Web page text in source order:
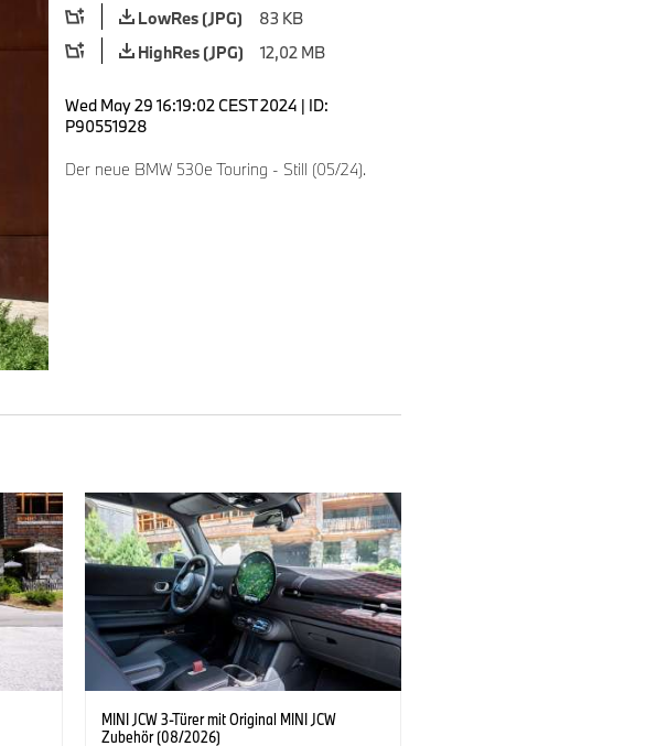
LowRes (JPG)
83 KB
HighRes (JPG)
12,02 MB
Wed May 29 16:19:02 CEST 2024 | ID:
P90551928
Der neue BMW 530e Touring - Still (05/24).
MINI JCW 3-Türer mit Original MINI JCW
Zubehör (08/2026)